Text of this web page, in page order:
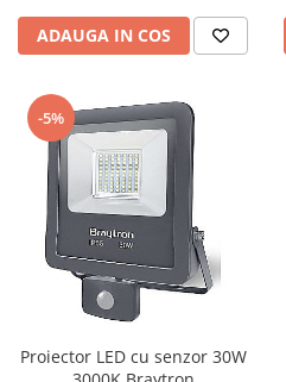
ADAUGA IN COS
-5%
Proiector LED cu senzor 30W